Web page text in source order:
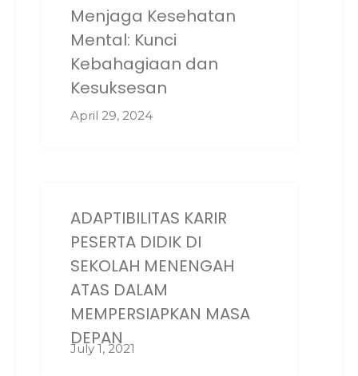
Menjaga Kesehatan
Mental: Kunci
Kebahagiaan dan
Kesuksesan
April 29, 2024
ADAPTIBILITAS KARIR
PESERTA DIDIK DI
SEKOLAH MENENGAH
ATAS DALAM
MEMPERSIAPKAN MASA
DEPAN
July 1, 2021